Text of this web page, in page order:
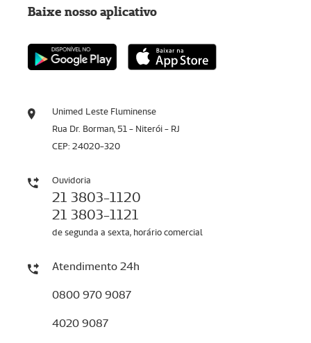
Unimed Leste Fluminense
Rua Dr. Borman, 51 - Niterói - RJ
CEP: 24020-320
Ouvidoria
21 3803-1120
21 3803-1121
de segunda a sexta, horário comercial
Atendimento 24h
0800 970 9087
4020 9087
Baixe nosso aplicativo